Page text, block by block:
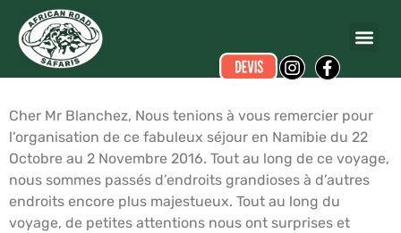
Stéphane LOUIS
Dates du voyage : du 22/10/2016 au 02/11/2016
Cher Mr Blanchez, Nous tenions à vous remercier pour
l’organisation de ce fabuleux séjour en Namibie du 22
Octobre au 2 Novembre 2016. Tout au long de ce voyage,
nous sommes passés d’endroits grandioses à d’autres
endroits encore plus majestueux. Tout au long du
voyage, de petites attentions nous ont surprises et